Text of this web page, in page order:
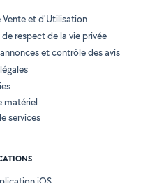
et d'Utilisation
respect de la vie privée
et contrôle des avis
matériel
services